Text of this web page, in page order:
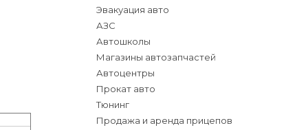
Эвакуация авто
АЗС
Автошколы
Магазины автозапчастей
Автоцентры
Прокат авто
Тюнинг
Продажа и аренда прицепов